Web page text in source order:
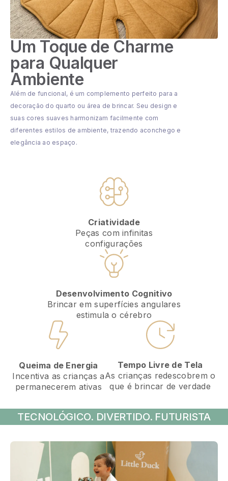
Um Toque de Charme
para Qualquer
Ambiente
Além de funcional, é um complemento perfeito para a
decoração do quarto ou área de brincar. Seu design e
suas cores suaves harmonizam facilmente com
diferentes estilos de ambiente, trazendo aconchego e
elegância ao espaço.
Criatividade
Peças com infinitas
configurações
Desenvolvimento Cognitivo
Brincar em superfícies angulares
estimula o cérebro
Queima de Energia
Incentiva as crianças a
permanecerem ativas
Tempo Livre de Tela
As crianças redescobrem o
que é brincar de verdade
TECNOLÓGICO. DIVERTIDO. FUTURISTA